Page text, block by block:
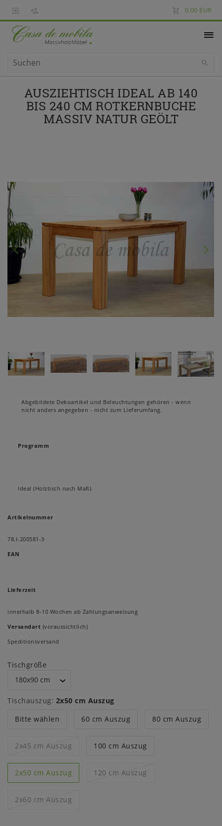
0,00 EUR
AUSZIEHTISCH IDEAL AB 140
BIS 240 CM ROTKERNBUCHE
MASSIV NATUR GEÖLT
Abgebildete Dekoartikel und Beleuchtungen gehören - wenn
nicht anders angegeben - nicht zum Lieferumfang.
Programm
Ideal (Holztisch nach Maß)
Artikelnummer
78.I-200581-3
EAN
Lieferzeit
innerhalb 8-10 Wochen ab Zahlungsanweisung
Versandart (voraussichtlich)
Speditionsversand
Tischgröße
Tischauszug: 2x50 cm Auszug
Bitte wählen
60 cm Auszug 80 cm Auszug
2x45 cm Auszug 100 cm Auszug
2x50 cm Auszug 120 cm Auszug
2x60 cm Auszug